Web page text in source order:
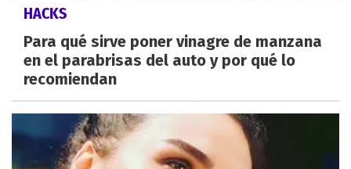
HACKS
Para qué sirve poner vinagre de manzana
en el parabrisas del auto y por qué lo
recomiendan